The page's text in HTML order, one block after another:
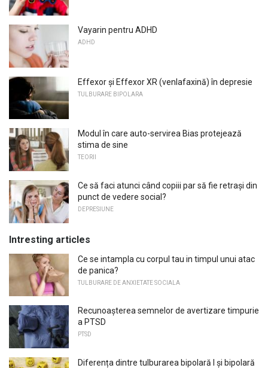
Vayarin pentru ADHD
ADHD
Effexor și Effexor XR (venlafaxină) în depresie
TULBURARE BIPOLARA
Modul în care auto-servirea Bias protejează
stima de sine
TEORII
Ce să faci atunci când copiii par să fie retrași din
punct de vedere social?
DEPRESIUNE
Intresting articles
Ce se intampla cu corpul tau in timpul unui atac
de panica?
TULBURARE DE ANXIETATE SOCIALA
Recunoașterea semnelor de avertizare timpurie
a PTSD
PTSD
Diferența dintre tulburarea bipolară I și bipolară